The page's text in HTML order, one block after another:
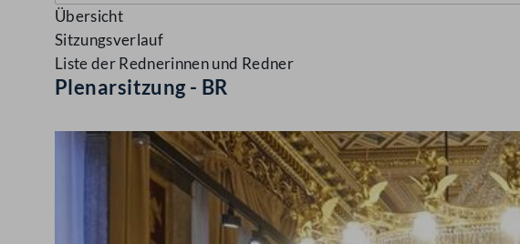
Übersicht
Sitzungsverlauf
Liste der Rednerinnen und Redner
Plenarsitzung - BR